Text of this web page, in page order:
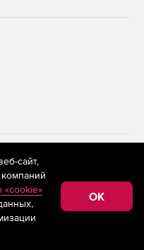
применяются
технологии
сбора,
относящихся к
«Интернет»,
Федерации)
сайт,
«cookie»
OK